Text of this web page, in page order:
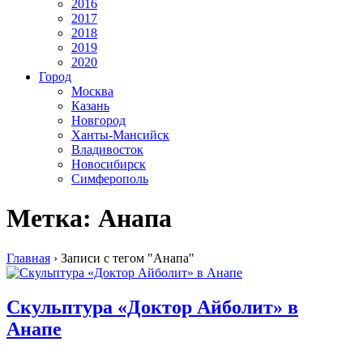
2016
2017
2018
2019
2020
Город
Москва
Казань
Новгород
Ханты-Мансийск
Владивосток
Новосибирск
Симферополь
Метка: Анапа
Главная › Записи с тегом "Анапа"
Скульптура «Доктор Айболит» в
Анапе